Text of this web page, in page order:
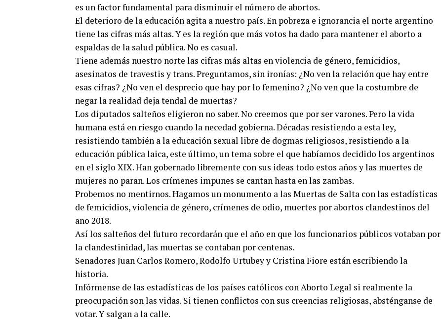
es un factor fundamental para disminuir el número de abortos.
El deterioro de la educación agita a nuestro país. En pobreza e ignorancia el norte argentino
tiene las cifras más altas. Y es la región que más votos ha dado para mantener el aborto a
espaldas de la salud pública. No es casual.
Tiene además nuestro norte las cifras más altas en violencia de género, femicidios,
asesinatos de travestis y trans. Preguntamos, sin ironías: ¿No ven la relación que hay entre
esas cifras? ¿No ven el desprecio que hay por lo femenino? ¿No ven que la costumbre de
negar la realidad deja tendal de muertas?
Los diputados salteños eligieron no saber. No creemos que por ser varones. Pero la vida
humana está en riesgo cuando la necedad gobierna. Décadas resistiendo a esta ley,
resistiendo también a la educación sexual libre de dogmas religiosos, resistiendo a la
educación pública laica, este último, un tema sobre el que habíamos decidido los argentinos
en el siglo XIX. Han gobernado libremente con sus ideas todo estos años y las muertes de
mujeres no paran. Los crímenes impunes se cantan hasta en las zambas.
Probemos no mentirnos. Hagamos un monumento a las Muertas de Salta con las estadísticas
de femicidios, violencia de género, crímenes de odio, muertes por abortos clandestinos del
año 2018.
Así los salteños del futuro recordarán que el año en que los funcionarios públicos votaban por
la clandestinidad, las muertas se contaban por centenas.
Senadores Juan Carlos Romero, Rodolfo Urtubey y Cristina Fiore están escribiendo la
historia.
Infórmense de las estadísticas de los países católicos con Aborto Legal si realmente la
preocupación son las vidas. Si tienen conflictos con sus creencias religiosas, absténganse de
votar. Y salgan a la calle.